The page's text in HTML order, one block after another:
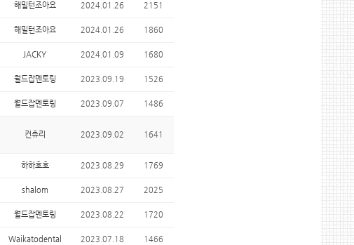
해밀턴조아요 2024.01.26 2151
해밀턴조아요 2024.01.26 1860
JACKY 2024.01.09 1680
월드잡멘토링 2023.09.19 1526
월드잡멘토링 2023.09.07 1486
컨츄리 2023.09.02 1641
하하호호 2023.08.29 1769
shalom 2023.08.27 2025
월드잡멘토링 2023.08.22 1720
Waikatodental 2023.07.18 1466